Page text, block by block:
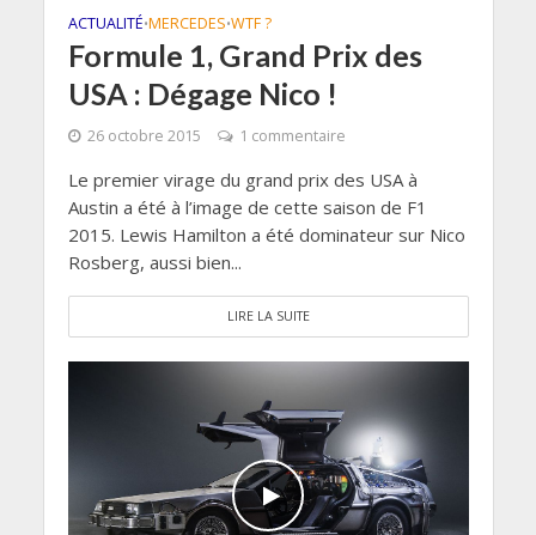
ACTUALITÉ•MERCEDES•WTF ?
Formule 1, Grand Prix des
USA : Dégage Nico !
26 octobre 2015 1 commentaire
Le premier virage du grand prix des USA à
Austin a été à l’image de cette saison de F1
2015. Lewis Hamilton a été dominateur sur Nico
Rosberg, aussi bien...
LIRE LA SUITE